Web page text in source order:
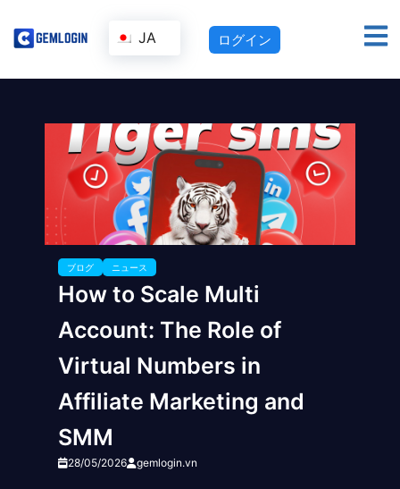
JA ログイン
ブログ ニュース
How to Scale Multi
Account: The Role of
Virtual Numbers in
Affiliate Marketing and
SMM
28/05/2026 gemlogin.vn